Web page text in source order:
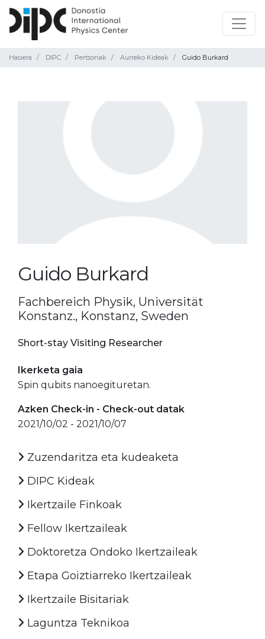
Hasiera DIPC Pertsonak Aurreko Kideak Guido Burkard
Guido Burkard
Fachbereich Physik, Universität
Konstanz., Konstanz, Sweden
Short-stay Visiting Researcher
Ikerketa gaia
Spin qubits nanoegituretan.
Azken Check-in - Check-out datak
2021/10/02 - 2021/10/07
Zuzendaritza eta kudeaketa
DIPC Kideak
Ikertzaile Finkoak
Fellow Ikertzaileak
Doktoretza Ondoko Ikertzaileak
Etapa Goiztiarreko Ikertzaileak
Ikertzaile Bisitariak
Laguntza Teknikoa